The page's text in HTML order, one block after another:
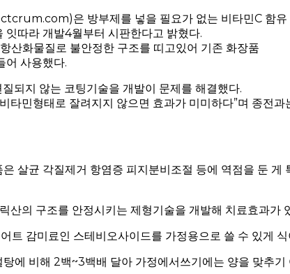
은 방부제를 넣을 필요가 없는 비타민C 함유
따라 개발4월부터 시판한다고 밝혔다.
산화물질로 불안정한 구조를 띠고있어 기존 화장품
어 사용했다.
되지 않는 코팅기술을 개발이 문제를 해결했다.
타민형태로 잘려지지 않으면 효과가 미미하다”며 종전
살균 각질제거 항염증 피지분비조절 등에 역점을 둔
산의 구조를 안정시키는 제형기술을 개발해 치료효과가
트 감미료인 스테비오사이드를 가정용으로 쓸 수 있게
에 비해 2백~3백배 달아 가정에서쓰기에는 양을 맞추